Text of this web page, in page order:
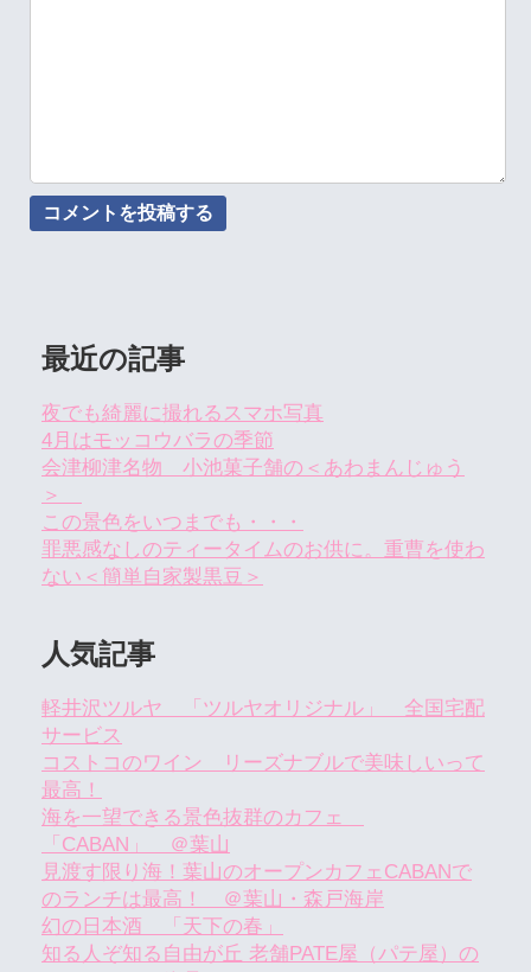
最近の記事
夜でも綺麗に撮れるスマホ写真
4月はモッコウバラの季節
会津柳津名物 小池菓子舗の＜あわまんじゅう
＞
この景色をいつまでも・・・
罪悪感なしのティータイムのお供に。重曹を使わ
ない＜簡単自家製黒豆＞
人気記事
軽井沢ツルヤ 「ツルヤオリジナル」 全国宅配
サービス
コストコのワイン リーズナブルで美味しいって
最高！
海を一望できる景色抜群のカフェ
「CABAN」 ＠葉山
見渡す限り海！葉山のオープンカフェCABANで
のランチは最高！ ＠葉山・森戸海岸
幻の日本酒 「天下の春」
知る人ぞ知る自由が丘 老舗PATE屋（パテ屋）の